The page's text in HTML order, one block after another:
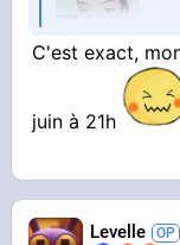
C'est exact,
juin à 21h
Levelle